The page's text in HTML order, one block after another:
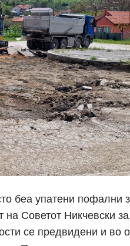
беа упатени пофални
Советот Никчевски
се предвидени и во